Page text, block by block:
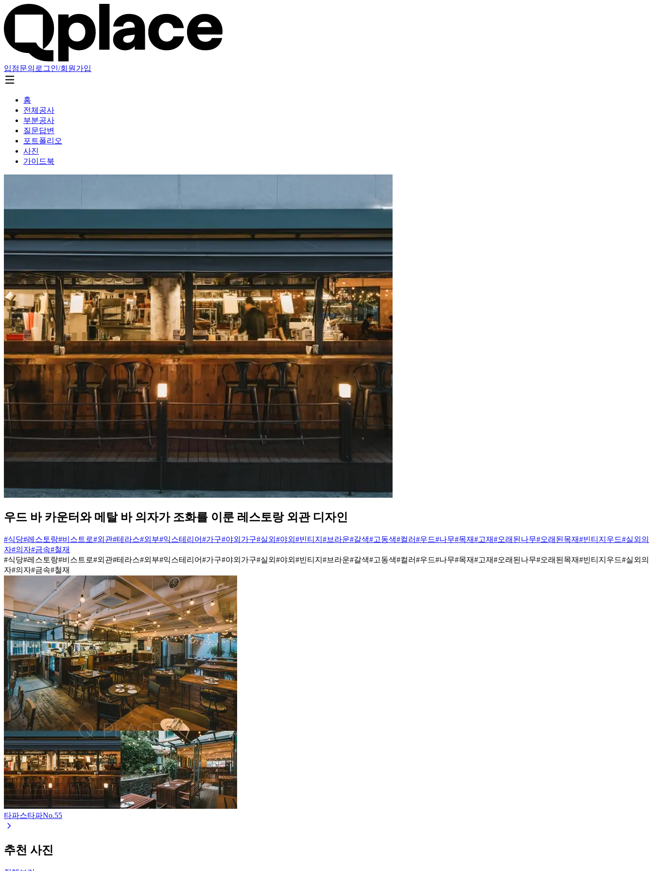
입점문의 로그인/회원가입
홈
전체공사
부분공사
질문답변
포트폴리오
사진
가이드북
우드 바 카운터와 메탈 바 의자가 조화를 이룬 레스토랑 외관 디자인
#식당#레스토랑#비스트로#외관#테라스#외부#익스테리어#가구#야외가구#실외 #야외 #빈티지 #브라운#갈색#고동색#컬러#우드#나무#목재#고재#오래된나무#오래된목재#빈티지우드#실외의
자#의자#금속#철재
#식당#레스토랑#비스트로#외관#테라스#외부#익스테리어#가구#야외가구#실외 #야외 #빈티지 #브라운#갈색#고동색#컬러#우드#나무#목재#고재#오래된나무#오래된목재#빈티지우드#실외의
자#의자#금속#철재
타파스타파No.55
추천 사진